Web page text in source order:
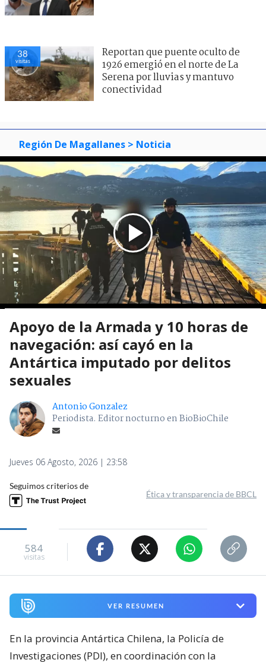
38
visitas
Reportan que puente oculto de
1926 emergió en el norte de La
Serena por lluvias y mantuvo
conectividad
Región De Magallanes > Noticia
Apoyo de la Armada y 10 horas de
navegación: así cayó en la
Antártica imputado por delitos
sexuales
Antonio Gonzalez
Periodista. Editor nocturno en BioBioChile
Jueves 06 Agosto, 2026 | 23:58
Seguimos criterios de
Ética y transparencia de BBCL
584
visitas
VER RESUMEN
En la provincia Antártica Chilena, la Policía de
Investigaciones (PDI), en coordinación con la